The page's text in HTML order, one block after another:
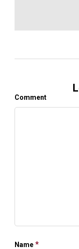
Comment
Name *